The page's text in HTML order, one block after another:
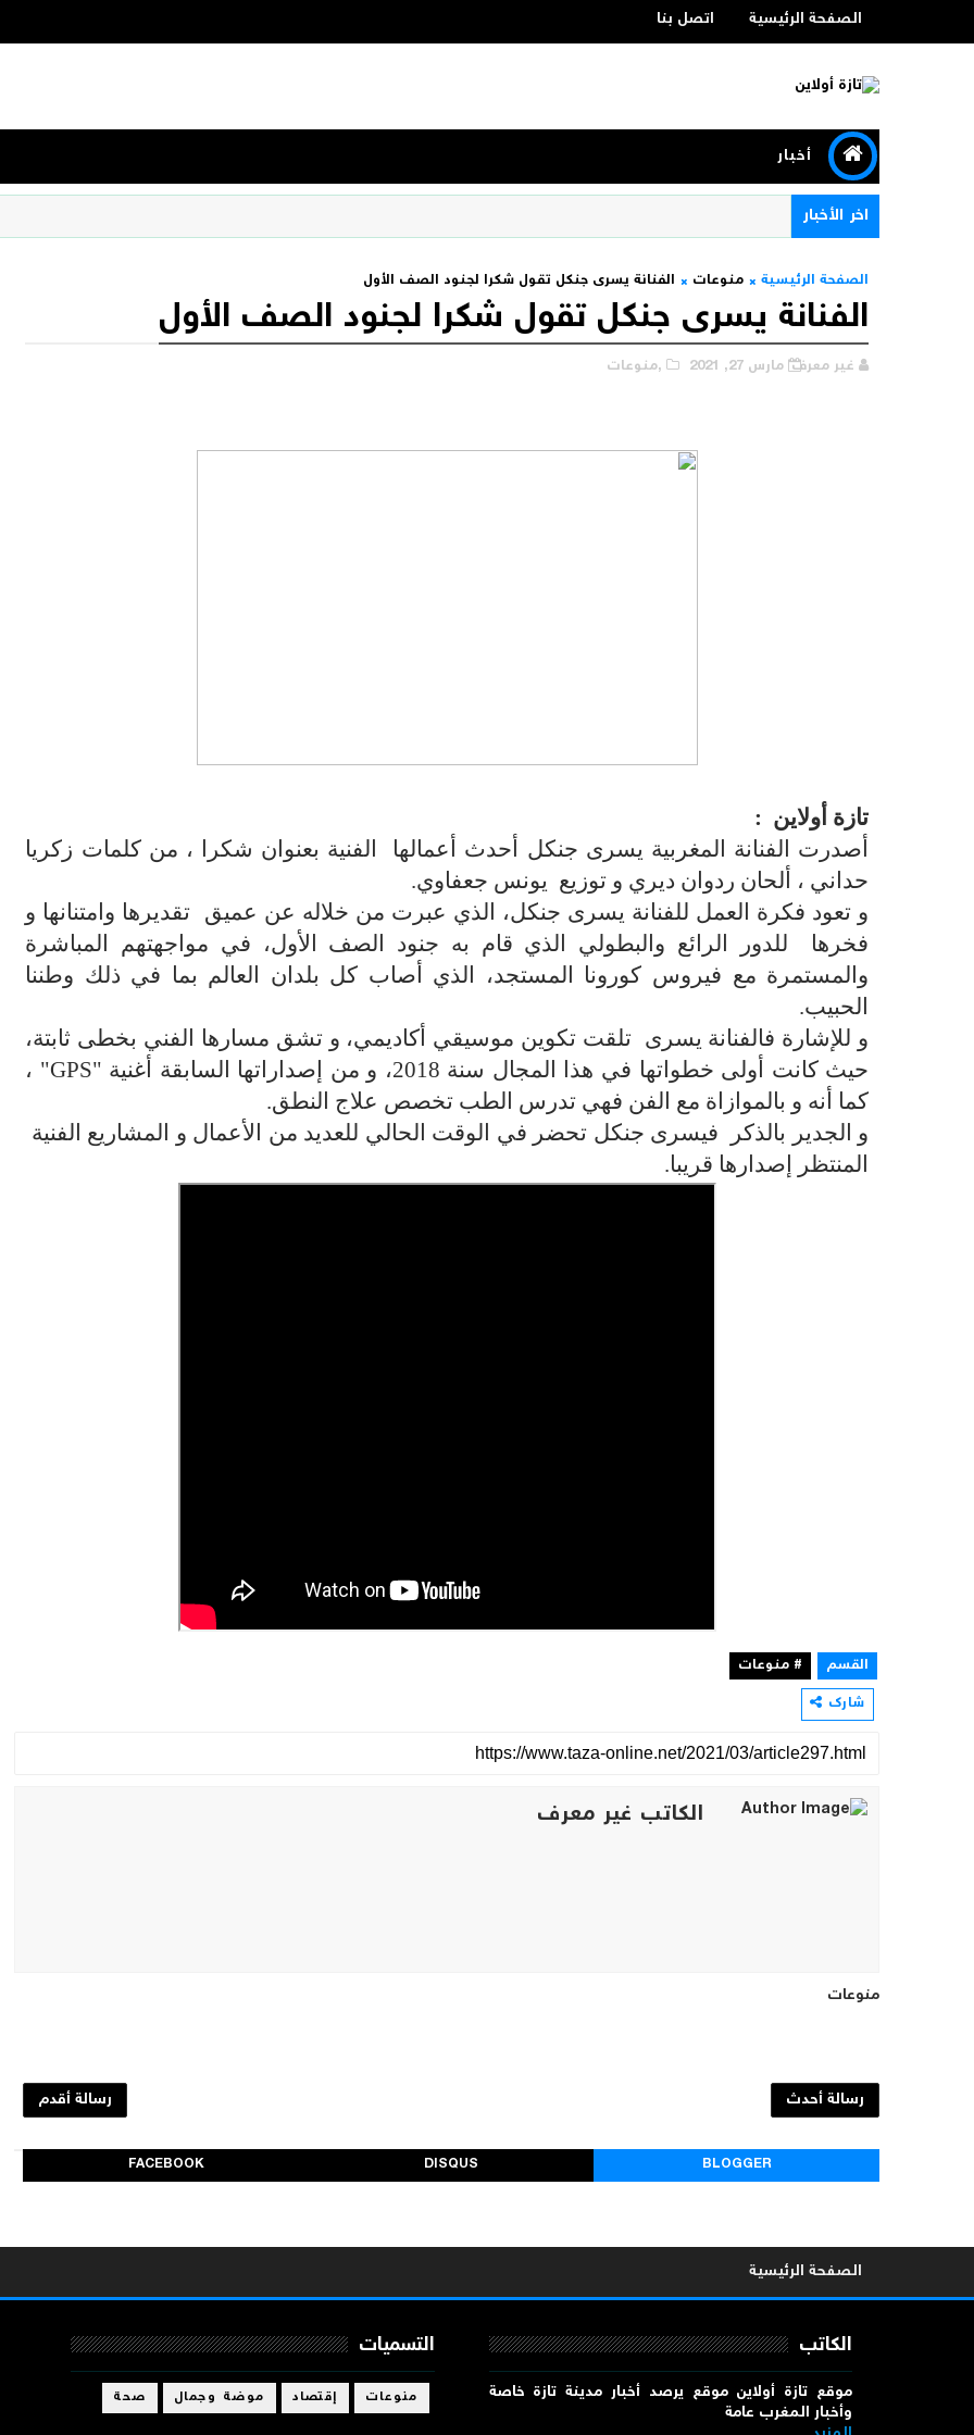
الصفحة الرئيسية اتصل بنا
أخبار
اخر الأخبار
الصفحة الرئيسية منوعات الفنانة يسرى جنكل تقول شكرا لجنود الصف الأول
الفنانة يسرى جنكل تقول شكرا لجنود الصف الأول
غير معرف مارس 27, 2021 ,منوعات
تازة أولاين :
أصدرت الفنانة المغربية يسرى جنكل أحدث أعمالها الفنية بعنوان شكرا ، من كلمات زكريا
حداني ، ألحان ردوان ديري و توزيع يونس جعفاوي.
و تعود فكرة العمل للفنانة يسرى جنكل، الذي عبرت من خلاله عن عميق تقديرها وامتنانها و
فخرها للدور الرائع والبطولي الذي قام به جنود الصف الأول، في مواجهتهم المباشرة
والمستمرة مع فيروس كورونا المستجد،
الذي أصاب كل بلدان العالم بما في ذلك وطننا
الحبيب.
و للإشارة فالفنانة يسرى تلقت تكوين موسيقي أكاديمي، و تشق مسارها الفني بخطى ثابتة،
حيث كانت أولى خطواتها في هذا المجال سنة 2018، و من إصداراتها السابقة أغنية
"GPS" ،
كما أنه و بالموازاة مع الفن فهي تدرس الطب تخصص علاج النطق.
و الجدير بالذكر فيسرى جنكل تحضر في الوقت الحالي للعديد من الأعمال و المشاريع الفنية
المنتظر إصدارها قريبا.
القسم
# منوعات
شارك
الكاتب غير معرف
منوعات
رسالة أحدث رسالة أقدم
BLOGGER
DISQUS
FACEBOOK
الصفحة الرئيسية
الكاتب
موقع تازة أولاين موقع يرصد أخبار مدينة تازة خاصة
وأخبار المغرب عامة
التسميات
منوعات إقتصاد موضة وجمال صحة